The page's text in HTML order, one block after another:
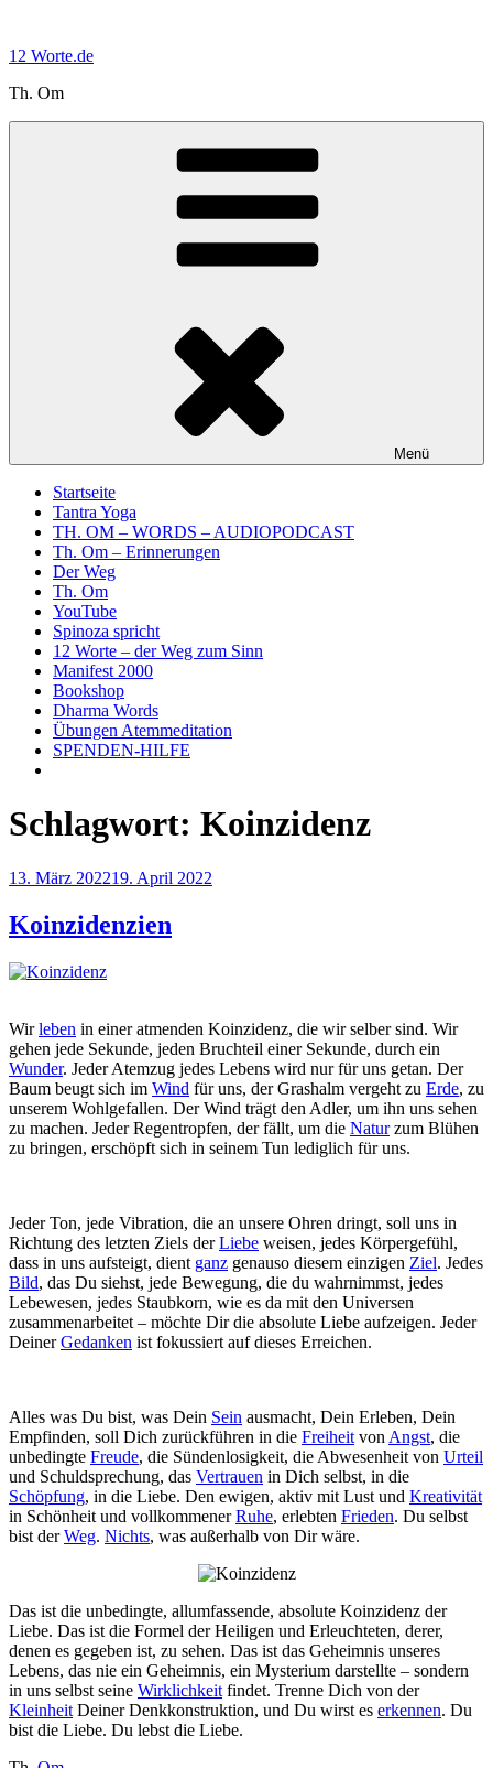
springen
12 Worte.de
Th. Om
Menü
Startseite
Tantra Yoga
TH. OM – WORDS – AUDIOPODCAST
Th. Om – Erinnerungen
Der Weg
Th. Om
YouTube
Spinoza spricht
12 Worte – der Weg zum Sinn
Manifest 2000
Bookshop
Dharma Words
Übungen Atemmeditation
SPENDEN-HILFE
Schlagwort: Koinzidenz
Veröffentlicht
13. März 202219. April 2022
Koinzidenzien
Wirleben in einer atmenden Koinzidenz, die wir selber sind. Wir
gehen jede Sekunde, jeden Bruchteil einer Sekunde, durch ein
Wunder. Jeder Atemzug jedes Lebens wird nur für uns getan. Der
Baum beugt sich im Wind für uns, der Grashalm vergeht zu Erde, zu
unserem Wohlgefallen. Der Wind trägt den Adler, um ihn uns sehen
zu machen. Jeder Regentropfen, der fällt, um die Naturzum Blühen
zu bringen, erschöpft sich in seinem Tun lediglich für uns.
Jeder Ton, jede Vibration, die an unsere Ohren dringt, soll uns in
Richtung des letzten Ziels derLiebe weisen, jedes Körpergefühl,
dass in uns aufsteigt, dient ganz genauso diesem einzigen Ziel. Jedes
Bild, das Du siehst, jede Bewegung, die du wahrnimmst, jedes
Lebewesen, jedes Staubkorn, wie es da mit den Universen
zusammenarbeitet – möchte Dir die absolute Liebe aufzeigen. Jeder
DeinerGedanken ist fokussiert auf dieses Erreichen.
Alles was Du bist, was Dein Sein ausmacht, Dein Erleben, Dein
Empfinden, soll Dich zurückführen in die Freiheit von Angst, die
unbedingte Freude, die Sündenlosigkeit, die Abwesenheit von Urteil
und Schuldsprechung, das Vertrauen in Dich selbst, in die
Schöpfung, in die Liebe. Den ewigen, aktiv mit Lust und Kreativität
in Schönheit und vollkommenerRuhe, erlebten Frieden. Du selbst
bist derWeg. Nichts, was außerhalb von Dir wäre.
Das ist die unbedingte, allumfassende, absolute Koinzidenz der
Liebe. Das ist die Formel der Heiligen und Erleuchteten, derer,
denen es gegeben ist, zu sehen. Das ist das Geheimnis unseres
Lebens, das nie ein Geheimnis, ein Mysterium darstellte – sondern
in uns selbst seine Wirklichkeit findet. Trenne Dich von der
Kleinheit Deiner Denkkonstruktion, und Du wirst es erkennen. Du
bist die Liebe. Du lebst die Liebe.